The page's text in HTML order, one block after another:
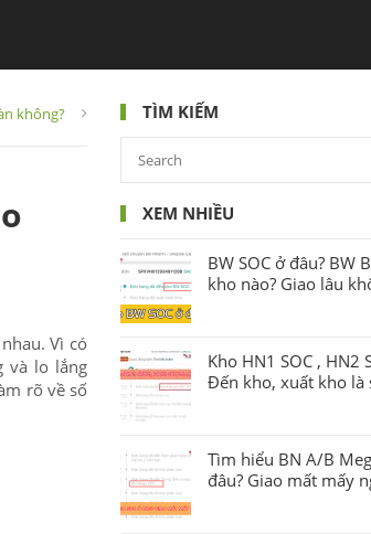
không?
Vì có
và lo lắng
rõ về số
TÌM KIẾM
XEM NHIỀU
BW SOC ở đâu? BW
kho nào? Giao lâu
Kho HN1 SOC , HN2
Đến kho, xuất kho là
Tìm hiểu BN A/B
đâu? Giao mất mấy